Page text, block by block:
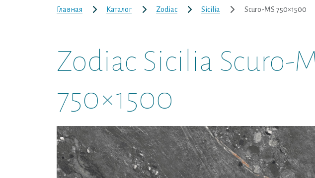
Главная Каталог Zodiac Sicilia Scuro-MS 750×1500
Zodiac Sicilia Scuro-
750×1500